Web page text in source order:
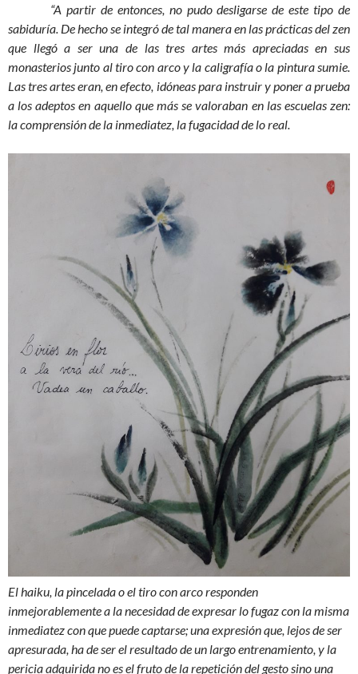
“A partir de entonces, no pudo desligarse de este tipo de
sabiduría. De hecho se integró de tal manera en las prácticas del zen
que llegó a ser una de las tres artes más apreciadas en sus
monasterios junto al tiro con arco y la caligrafía o la pintura sumie.
Las tres artes eran, en efecto, idóneas para instruir y poner a prueba
a los adeptos en aquello que más se valoraban en las escuelas zen:
la comprensión de la inmediatez, la fugacidad de lo real.
El haiku, la pincelada o el tiro con arco responden
inmejorablemente a la necesidad de expresar lo fugaz con la misma
inmediatez con que puede captarse; una expresión que, lejos de ser
apresurada, ha de ser el resultado de un largo entrenamiento, y la
pericia adquirida no es el fruto de la repetición del gesto sino una